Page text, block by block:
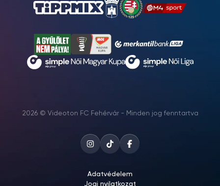
2026 © Videoton FC Fehérvár - Minden jog fenntartva
Adatvédelem
Jogi nyilatkozat